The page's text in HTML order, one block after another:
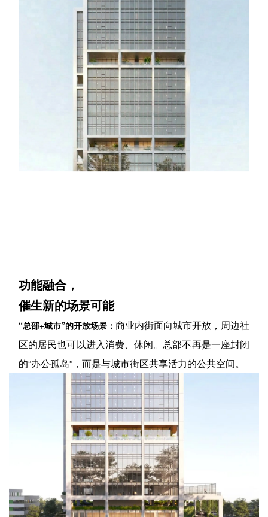
功能融合，
催生新的场景可能
“总部+城市”的开放场景： 商业内街面向城市开放，周边社
区的居民也可以进入消费、休闲。总部不再是一座封闭
的“办公孤岛”，而是与城市街区共享活力的公共空间。